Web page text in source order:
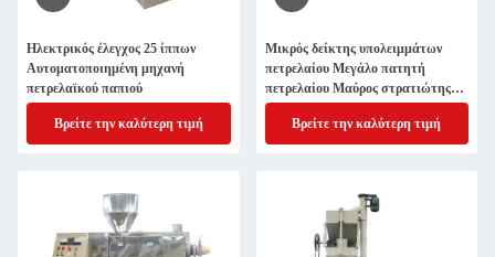
Ηλεκτρικός έλεγχος 25 ίππων
Αυτοματοποιημένη μηχανή
πετρελαϊκού παπιού
Βρείτε την καλύτερη τιμή
Μικρός δείκτης υπολειμμάτων
πετρελαίου Μεγάλο πατητή
πετρελαίου Μαύρος στρατιώτης
Φύγα πετρελαίου εκτοξευτής
μηχανή θερμής πίεσης
Βρείτε την καλύτερη τιμή